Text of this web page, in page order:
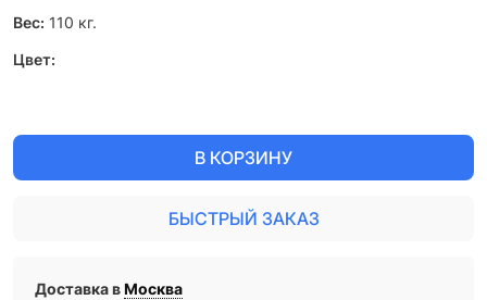
Вес: 110 кг.
Цвет:
В КОРЗИНУ
БЫСТРЫЙ ЗАКАЗ
Доставка вМосква